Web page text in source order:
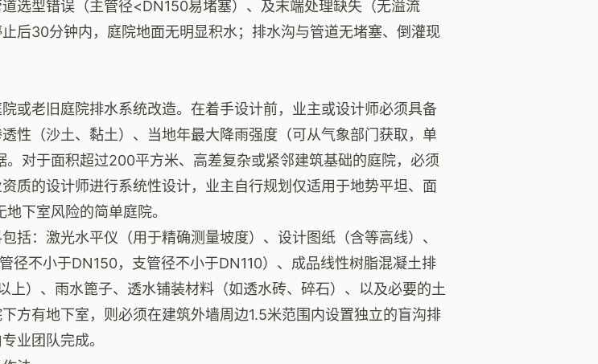
道选型错误（主管径<DN150易堵塞）、及末端处理缺失（无溢流
后30分钟内，庭院地面无明显积水；排水沟与管道无堵塞、倒灌现
或老旧庭院排水系统改造。在着手设计前，业主或设计师必须具备
性（沙土、黏土）、当地年最大降雨强度（可从气象部门获取，单
。对于面积超过200平方米、高差复杂或紧邻建筑基础的庭院，必须
质的设计师进行系统性设计，业主自行规划仅适用于地势平坦、面
下室风险的简单庭院。
括：激光水平仪（用于精确测量坡度）、设计图纸（含等高线）、
径不小于DN150，支管径不小于DN110）、成品线性树脂混凝土排
上）、雨水篦子、透水铺装材料（如透水砖、碎石）、以及必要的土
方有地下室，则必须在建筑外墙周边1.5米范围内设置独立的盲沟排
业团队完成。